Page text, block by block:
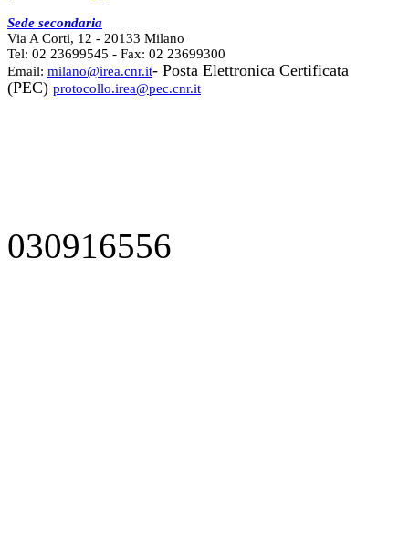
Sede secondaria
Via A Corti, 12 - 20133 Milano
Tel: 02 23699545 - Fax: 02 23699300
Email: milano@irea.cnr.it- Posta Elettronica Certificata
(PEC) protocollo.irea@pec.cnr.it
030916556